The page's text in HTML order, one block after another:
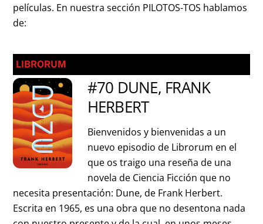
películas. En nuestra sección PILOTOS-TOS hablamos
de:
LIBRORUM
#70 DUNE, FRANK
HERBERT
Bienvenidos y bienvenidas a un
nuevo episodio de Librorum en el
que os traigo una reseña de una
novela de Ciencia Ficción que no
necesita presentación: Dune, de Frank Herbert.
Escrita en 1965, es una obra que no desentona nada